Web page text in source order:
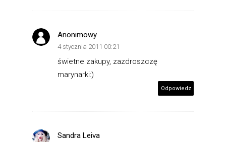
Anonimowy
4 stycznia 2011 00:21
świetne zakupy, zazdroszczę
marynarki:)
Odpowiedz
Sandra Leiva